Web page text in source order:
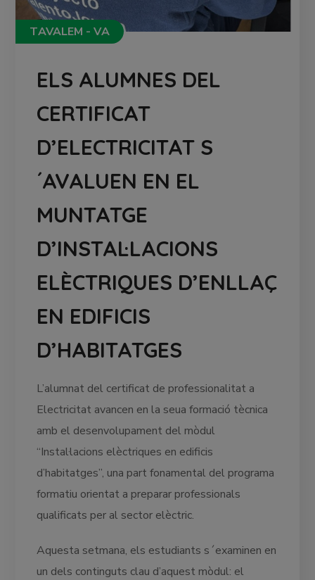
TAVALEM - VA
ELS ALUMNES DEL
CERTIFICAT
D’ELECTRICITAT S
´AVALUEN EN EL
MUNTATGE
D’INSTAL·LACIONS
ELÈCTRIQUES D’ENLLAÇ
EN EDIFICIS
D’HABITATGES
L’alumnat del certificat de professionalitat a
Electricitat avancen en la seua formació tècnica
amb el desenvolupament del mòdul
“Instal·lacions elèctriques en edificis
d’habitatges”, una part fonamental del programa
formatiu orientat a preparar professionals
qualificats per al sector elèctric.
Aquesta setmana, els estudiants s´examinen en
un dels continguts clau d’aquest mòdul: el